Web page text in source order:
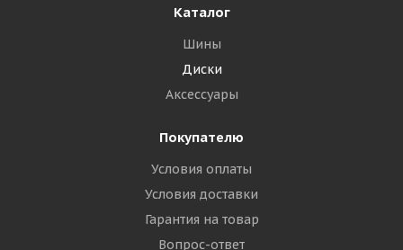
Каталог
Шины
Диски
Аксессуары
Покупателю
Условия оплаты
Условия доставки
Гарантия на товар
Вопрос-ответ